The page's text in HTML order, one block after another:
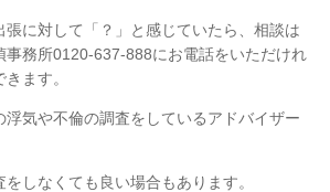
張に対して「？」と感じていたら、相談は
事務所0120-637-888にお電話をいただけれ
ます。
浮気や不倫の調査をしているアドバイザー
しなくても良い場合もあります。